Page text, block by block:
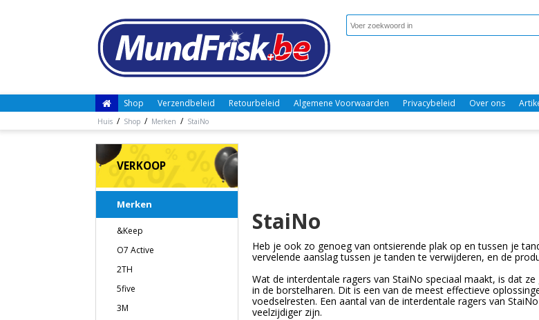
Shop Verzendbeleid Retourbeleid Algemene Voorwaarden Privacybeleid Over ons
Huis / Shop / Merken / StaiNo
VERKOOP
Merken
&Keep
O7 Active
2TH
5five
3M
StaiNo
Heb je ook zo genoeg van ontsierende plak op en tussen je
vervelende aanslag tussen je tanden te verwijderen, en de
Wat de interdentale ragers van StaiNo speciaal maakt, is dat
in de borstelharen. Dit is een van de meest effectieve
voedselresten. Een aantal van de interdentale ragers van
veelzijdiger zijn.